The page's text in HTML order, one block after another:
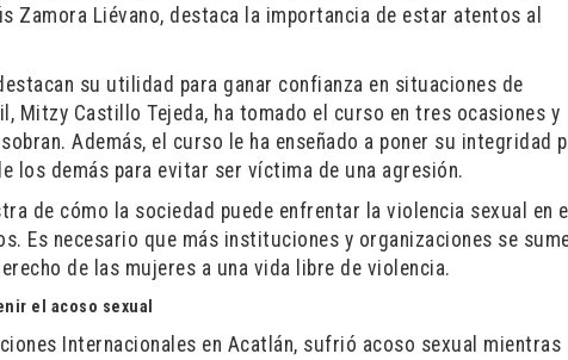
Zamora Liévano, destaca la importancia de estar atentos al
su utilidad para ganar confianza en situaciones de
Mitzy Castillo Tejeda, ha tomado el curso en tres ocasiones y
Además, el curso le ha enseñado a poner su integridad
los demás para evitar ser víctima de una agresión.
de cómo la sociedad puede enfrentar la violencia sexual en el
Es necesario que más instituciones y organizaciones se
de las mujeres a una vida libre de violencia.
el acoso sexual
Internacionales en Acatlán, sufrió acoso sexual mientras